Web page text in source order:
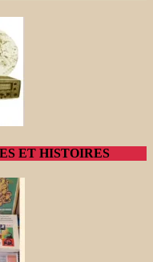
ET HISTOIRES